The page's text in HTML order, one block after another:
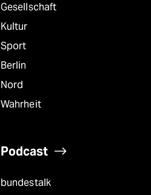
Gesellschaft
Kultur
Sport
Berlin
Nord
Wahrheit
Podcast
bundestalk